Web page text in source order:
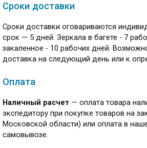
Сроки доставки
Сроки доставки оговариваются
срок — 5 дней. Зеркала в багете - 7
закаленное - 10 рабочих дней.
доставка на следующий день или к
Оплата
Наличный расчет — оплата товара
экспедитору при покупке товаров на
Московской области) или оплата в
самовывозе.